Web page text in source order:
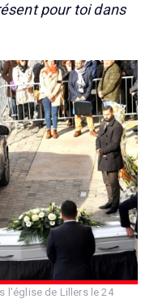
pour toi dans
l'église de Lillers le 24